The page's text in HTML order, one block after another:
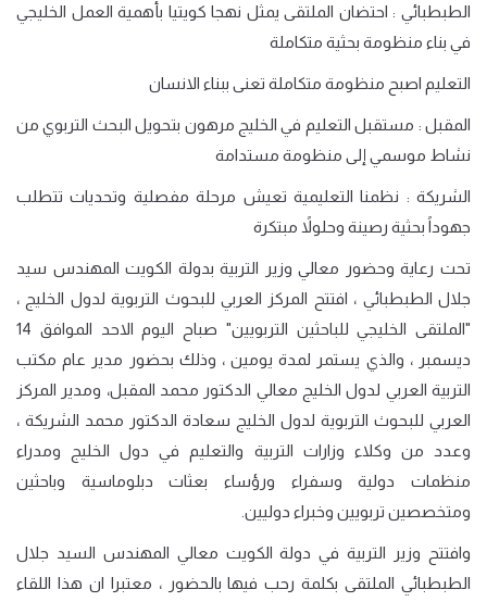
الطبطبائي : احتضان الملتقى يمثل نهجا كويتيا بأهمية العمل الخليجي
في بناء منظومة بحثية متكاملة
التعليم اصبح منظومة متكاملة تعنى ببناء الانسان
المقبل : مستقبل التعليم في الخليج مرهون بتحويل البحث التربوي من
نشاط موسمي إلى منظومة مستدامة
الشريكة : نظمنا التعليمية تعيش مرحلة مفصلية وتحديات تتطلب
جهوداً بحثية رصينة وحلولاً مبتكرة
تحت رعاية وحضور معالي وزير التربية بدولة الكويت المهندس سيد
جلال الطبطبائي ، افتتح المركز العربي للبحوث التربوية لدول الخليج ،
"الملتقى الخليجي للباحثين التربويين" صباح اليوم الاحد الموافق 14
ديسمبر ، والذي يستمر لمدة يومين ، وذلك بحضور مدير عام مكتب
التربية العربي لدول الخليج معالي الدكتور محمد المقبل، ومدير المركز
العربي للبحوث التربوية لدول الخليج سعادة الدكتور محمد الشريكة ،
وعدد من وكلاء وزارات التربية والتعليم في دول الخليج ومدراء
منظمات دولية وسفراء ورؤساء بعثات دبلوماسية وباحثين
ومتخصصين تربويين وخبراء دوليين.
وافتتح وزير التربية في دولة الكويت معالي المهندس السيد جلال
الطبطبائي الملتقى بكلمة رحب فيها بالحضور ، معتبرا ان هذا اللقاء